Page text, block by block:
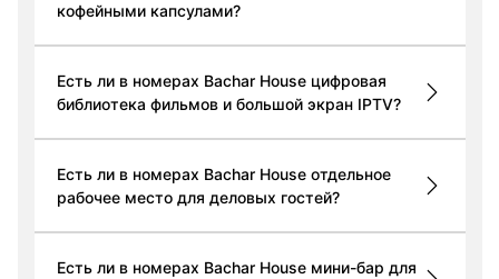
кофейными капсулами?
Есть ли в номерах Bachar House цифровая
библиотека фильмов и большой экран IPTV?
Есть ли в номерах Bachar House отдельное
рабочее место для деловых гостей?
Есть ли в номерах Bachar House мини-бар для